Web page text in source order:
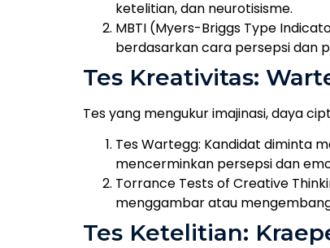
ketelitian, dan neurotisisme.
MBTI (Myers-Briggs Type
berdasarkan cara persepsi dan
Tes Kreativitas:
Tes yang mengukur imajinasi, daya
Tes Wartegg: Kandidat diminta
mencerminkan persepsi dan
Torrance Tests of Creative
menggambar atau
Tes Ketelitian: